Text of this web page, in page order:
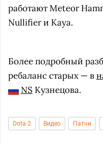
работают Meteor
Nullifier и Kaya.
Более подробный
ребаланс старых — в
NS Кузнецова.
Dota 2 Видео Патчи